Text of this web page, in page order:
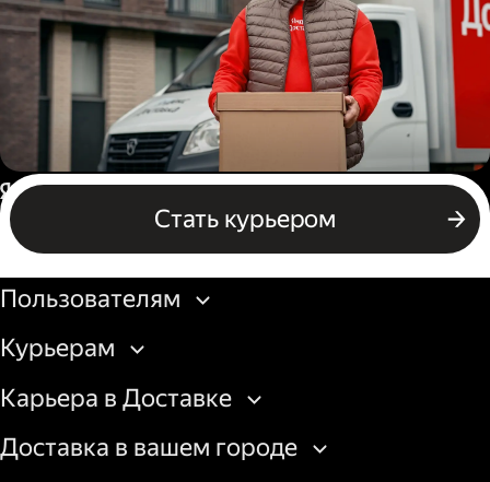
Водитель грузового авто
Стать курьером
Россия
Бизнесу
Пользователям
Курьерам
Карьера в Доставке
Доставка в вашем городе